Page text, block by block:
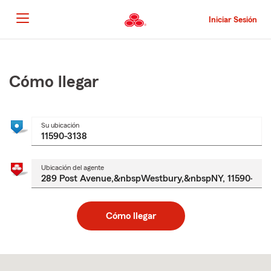
al
contenido
principal
Iniciar Sesión
principal
Cómo llegar
Su ubicación
Ubicación del agente
Cómo llegar
to